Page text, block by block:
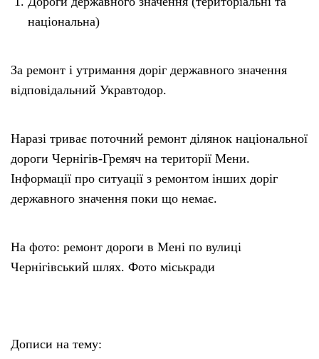
національна)
За ремонт і утримання доріг державного значення
відповідальний Укравтодор.
Наразі триває поточний ремонт ділянок національної
дороги Чернігів-Гремяч на території Мени.
Інформації про ситуації з ремонтом інших доріг
державного значення поки що немає.
На фото: ремонт дороги в Мені по вулиці
Чернігівський шлях. Фото міськради
Дописи на тему: